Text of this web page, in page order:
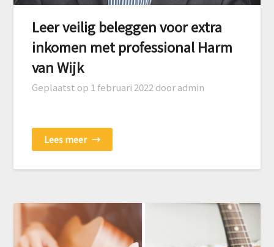
Leer veilig beleggen voor extra
inkomen met professional Harm
van Wijk
Geplaatst op 1 februari 2022door admin
Lees meer →